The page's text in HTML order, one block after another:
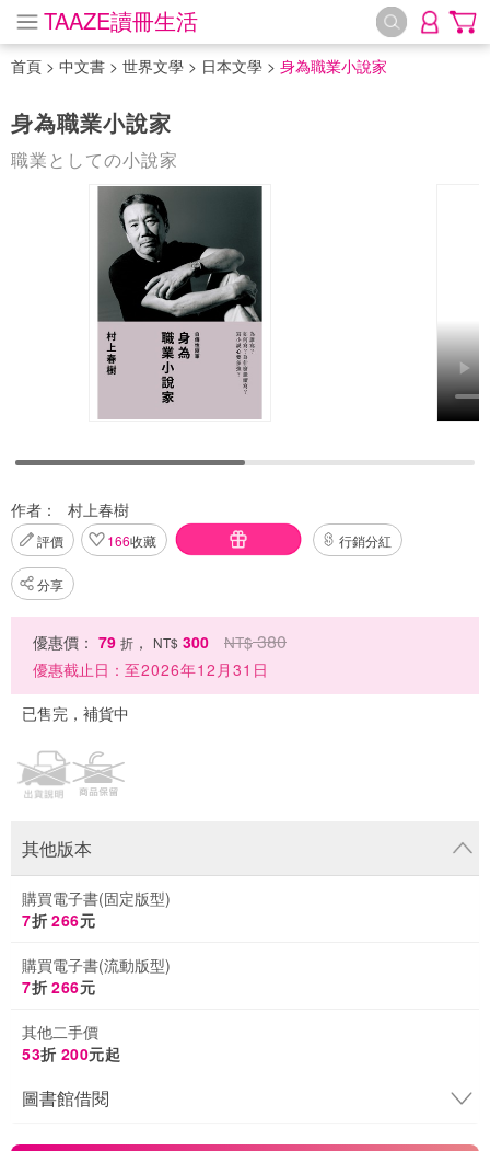
TAAZE讀冊生活
首頁 > 中文書 > 世界文學 > 日本文學 > 身為職業小說家
身為職業小說家
職業としての小說家
作者： 村上春樹
評價 166收藏 行銷分紅
分享
優惠價： 79 折 ， NT$ 300 NT$ 380
優惠截止日： 至2026年12月31日
已售完，補貨中
其他版本
購買電子書(固定版型)
7折 266元
購買電子書(流動版型)
7折 266元
其他二手價
53折 200元起
圖書館借閱